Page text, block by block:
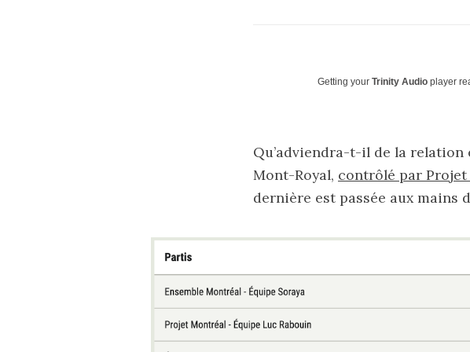
Getting your Trinity Audio player
Qu’adviendra-t-il de la relation
Mont-Royal, contrôlé par
dernière est passée aux mains